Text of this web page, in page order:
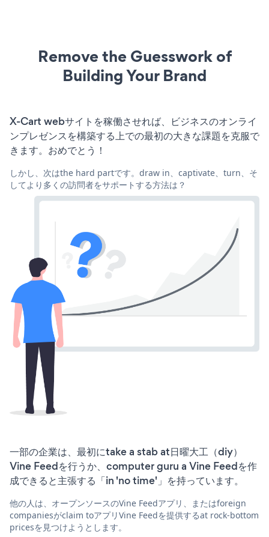
Remove the Guesswork of
Building Your Brand
X-Cart webサイトを稼働させれば、ビジネスのオンライ
ンプレゼンスを構築する上での最初の大きな課題を克服で
きます。おめでとう！
しかし、次はthe hard partです。draw in、captivate、turn、そ
してより多くの訪問者をサポートする方法は？
一部の企業は、最初にtake a stab at日曜大工（diy）
Vine Feedを行うか、computer guru a Vine Feedを作
成できると主張する「in 'no time'」を持っています。
他の人は、オープンソースのVine Feedアプリ、またはforeign
companiesがclaim toアプリVine Feedを提供するat rock-bottom
pricesを見つけようとします。